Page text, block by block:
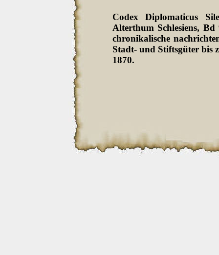
Codex Diplomaticus
Alterthum Schlesiens,
chronikalische
Stadt- und Stiftsgüter bis
1870.